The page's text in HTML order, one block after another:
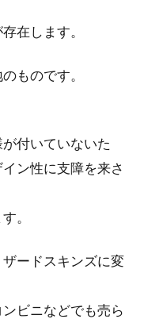
どう運ぶ？荷台やゴ
シーンに自転車を利用され
ブのあれこれ。交換
類など
在します。
ものです。
付いていないた
ン性に支障を来さ
。
ードスキンズに変
ビニなどでも売ら